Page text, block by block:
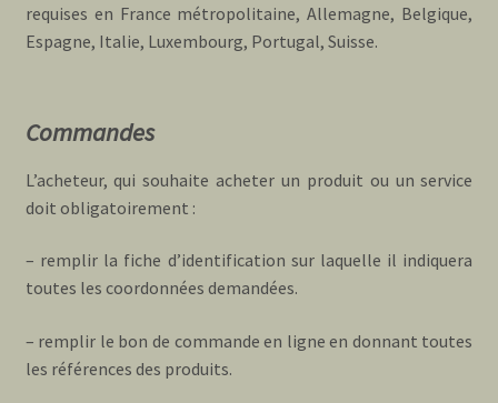
requises en France métropolitaine, Allemagne, Belgique,
Espagne, Italie, Luxembourg, Portugal, Suisse.
Commandes
L’acheteur, qui souhaite acheter un produit ou un service
doit obligatoirement :
– remplir la fiche d’identification sur laquelle il indiquera
toutes les coordonnées demandées.
– remplir le bon de commande en ligne en donnant toutes
les références des produits.